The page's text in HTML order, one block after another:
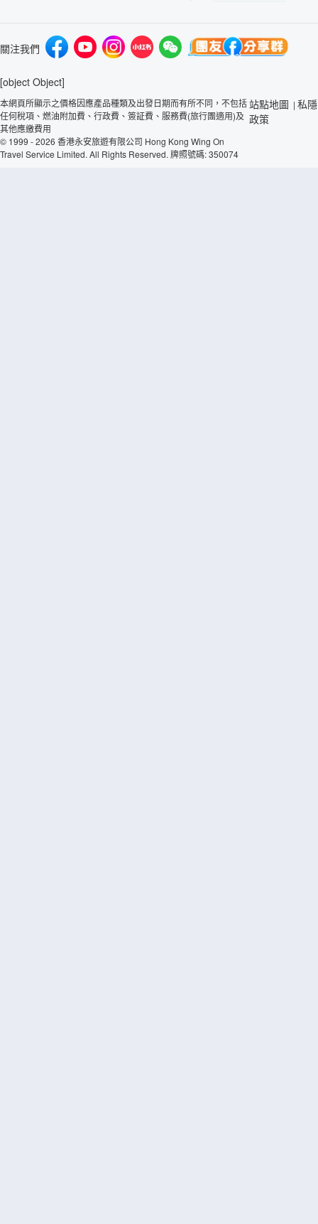
關注我們
[object Object]
本網頁所顯示之價格因應產品種類及出發日期而有所不同，不包括
任何稅項、燃油附加費、行政費、簽証費、服務費(旅行團適用)及
其他應繳費用
© 1999 - 2026 香港永安旅遊有限公司 Hong Kong Wing On
Travel Service Limited. All Rights Reserved. 牌照號碼: 350074
站點地圖 | 私隱
政策